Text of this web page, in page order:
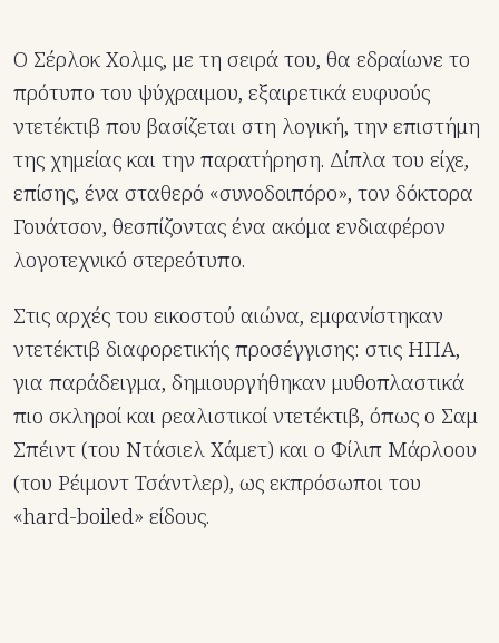
Ο Σέρλοκ Χολμς, με τη σειρά του, θα εδραίωνε το
πρότυπο του ψύχραιμου, εξαιρετικά ευφυούς
ντετέκτιβ που βασίζεται στη λογική, την επιστήμη
της χημείας και την παρατήρηση. Δίπλα του είχε,
επίσης, ένα σταθερό «συνοδοιπόρο», τον δόκτορα
Γουάτσον, θεσπίζοντας ένα ακόμα ενδιαφέρον
λογοτεχνικό στερεότυπο.
Στις αρχές του εικοστού αιώνα, εμφανίστηκαν
ντετέκτιβ διαφορετικής προσέγγισης: στις ΗΠΑ,
για παράδειγμα, δημιουργήθηκαν μυθοπλαστικά
πιο σκληροί και ρεαλιστικοί ντετέκτιβ, όπως ο Σαμ
Σπέιντ (του Ντάσιελ Χάμετ) και ο Φίλιπ Μάρλοου
(του Ρέιμοντ Τσάντλερ), ως εκπρόσωποι του
«hard-boiled» είδους.